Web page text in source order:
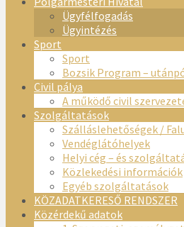
Ügyfélfogadás
Ügyintézés
Sport
Sport
Bozsik Program –
Civil pálya
A működő civil
Szolgáltatások
Szálláslehetőségek /
Vendéglátóhelyek
Helyi cég – és
Közlekedési információk
Egyéb szolgáltatások
KÖZADATKERESŐ RENDSZER
Közérdekű adatok